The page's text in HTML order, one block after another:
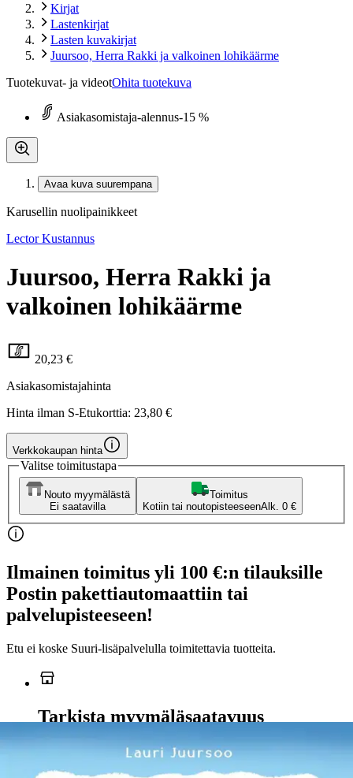
Kirjat
Lastenkirjat
Lasten kuvakirjat
Juursoo, Herra Rakki ja valkoinen lohikäärme
Tuotekuvat- ja videotOhita tuotekuva
Asiakasomistaja-alennus-15 %
Avaa kuva suurempana
Karusellin nuolipainikkeet
Lector Kustannus
Juursoo, Herra Rakki ja
valkoinen lohikäärme
20,23 €
Asiakasomistajahinta
Hinta ilman S-Etukorttia: 23,80 €
Verkkokaupan hinta
Valitse toimitustapa
Nouto myymälästä
Ei saatavilla
Toimitus
Kotiin tai noutopisteeseenAlk. 0 €
Ilmainen toimitus yli 100 €:n tilauksille
Postin pakettiautomaattiin tai
palvelupisteeseen!
Etu ei koske Suuri‑lisäpalvelulla toimitettavia tuotteita.
Tarkista myymäläsaatavuus